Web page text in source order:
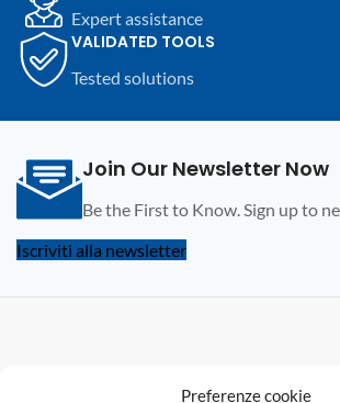
Preferenze cookie
Expert assistance
VALIDATED TOOLS
Tested solutions
Join Our Newsletter Now
Be the First to Know. Sign up to
Iscriviti alla newsletter